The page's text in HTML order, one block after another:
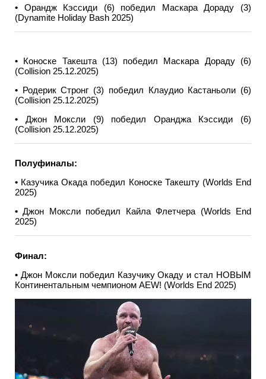
• Орандж Кэссиди (6) победил Маскара Дораду (3)
(Dynamite Holiday Bash 2025)
• Коноске Такешта (13) победил Маскара Дораду (6)
(Collision 25.12.2025)
• Родерик Стронг (3) победил Клаудио Кастаньоли (6)
(Collision 25.12.2025)
• Джон Моксли (9) победил Оранджа Кэссиди (6)
(Collision 25.12.2025)
Полуфиналы:
• Казучика Окада победил Коноске Такешту (Worlds End
2025)
• Джон Моксли победил Кайла Флетчера (Worlds End
2025)
Финал:
• Джон Моксли победил Казучику Окаду и стал НОВЫМ
Континентальным чемпионом AEW! (Worlds End 2025)